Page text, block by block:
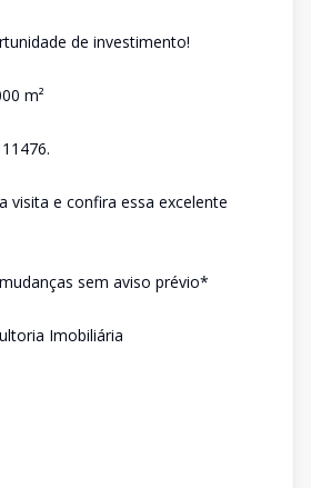
de investimento!
m²
visita e confira essa excelente
sem aviso prévio*
Imobiliária